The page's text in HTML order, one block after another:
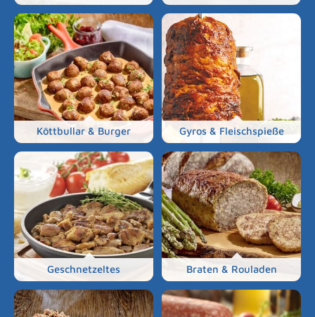
Köttbullar & Burger Gyros & Fleischspieße
Geschnetzeltes Braten & Rouladen